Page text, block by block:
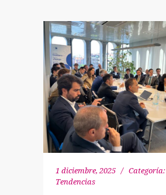
1 diciembre, 2025
Categoría:
Tendencias